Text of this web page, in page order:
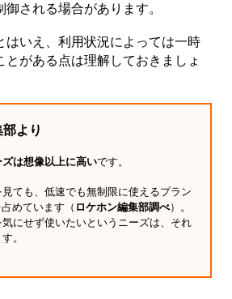
される場合があります。
はいえ、利用状況によっては一時
とがある点は理解しておきましょ
より
は想像以上に高いです。
ても、低速でも無制限に使えるプラン
めています（ ロケホン編集部調べ）。
にせず使いたいというニーズは、それ
。